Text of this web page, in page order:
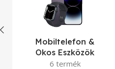
Mobiltelefon &
Okos Eszközök
6 termék